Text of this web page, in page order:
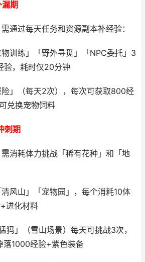
期
通过每天任务和资源副本补经验：
训练」「野外寻觅」「NPC委托」3
验，耗时仅20分钟
」（每天2次），每次可获取800经
兑换宠物饲料
刺期
消耗体力挑战「稀有花种」和「地
风山」「宠物园」，每个消耗10体
进化材料
犸」（雪山场景）每天可挑战3次，
落1000经验+紫色装备